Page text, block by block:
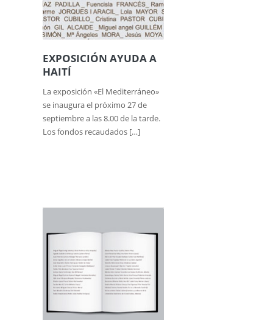
EXPOSICIÓN AYUDA A
HAITÍ
La exposición «El Mediterráneo»
se inaugura el próximo 27 de
septiembre a las 8.00 de la tarde.
Los fondos recaudados […]